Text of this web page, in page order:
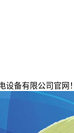
设备有限公司官网！